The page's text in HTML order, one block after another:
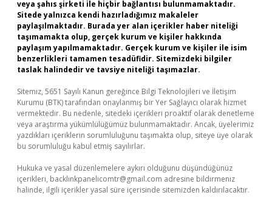
veya şahıs şirketi ile hiçbir bağlantısı bulunmamaktadır.
Sitede yalnızca kendi hazırladığımız makaleler
paylaşılmaktadır. Burada yer alan içerikler haber niteliği
taşımamakta olup, gerçek kurum ve kişiler hakkında
paylaşım yapılmamaktadır. Gerçek kurum ve kişiler ile isim
benzerlikleri tamamen tesadüfidir. Sitemizdeki bilgiler
taslak halindedir ve tavsiye niteliği taşımazlar.
Sitemiz, 5651 Sayılı Kanun gereğince Bilgi Teknolojileri ve İletişim
Kurumu (BTK) tarafından onaylanmış bir Yer Sağlayıcı olarak hizmet
vermektedir. Bu nedenle, sitedeki içerikleri proaktif olarak denetleme
veya araştırma yükümlülüğümüz bulunmamaktadır. Ancak, üyelerimiz
yazdıkları içeriklerin sorumluluğunu taşımakta olup, siteye üye olarak
bu sorumluluğu kabul etmiş sayılırlar.
Hukuka ve yasal düzenlemelere aykırı olduğunu düşündüğünüz
içerikleri, backlinkpanelicomtr@gmail.com adresine bildirmeniz
halinde, ilgili içerikler yasal süre içerisinde sitemizden kaldırılacaktır.